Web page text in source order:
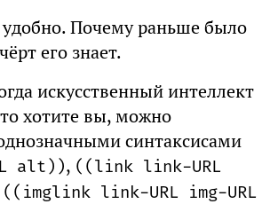
Почему раньше было
его знает.
искусственный интеллект
хотите вы, можно
синтаксисами
alt) ), ( (link link-URL
( (imglink link-URL img-URL